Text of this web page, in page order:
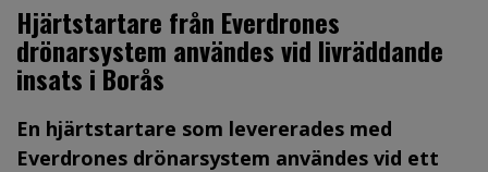
Hjärtstartare från Everdrones
drönarsystem användes vid livräddande
insats i Borås
En hjärtstartare som levererades med
Everdrones drönarsystem användes vid ett